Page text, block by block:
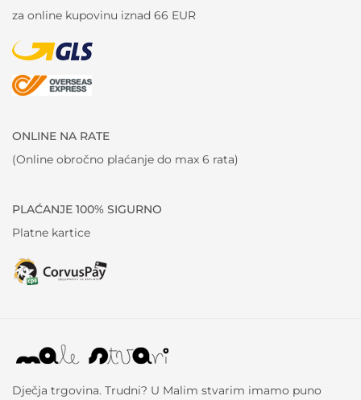
za online kupovinu iznad 66 EUR
ONLINE NA RATE
(Online obročno plaćanje do max 6 rata)
PLAĆANJE 100% SIGURNO
Platne kartice
Dječja trgovina. Trudni? U Malim stvarim imamo puno